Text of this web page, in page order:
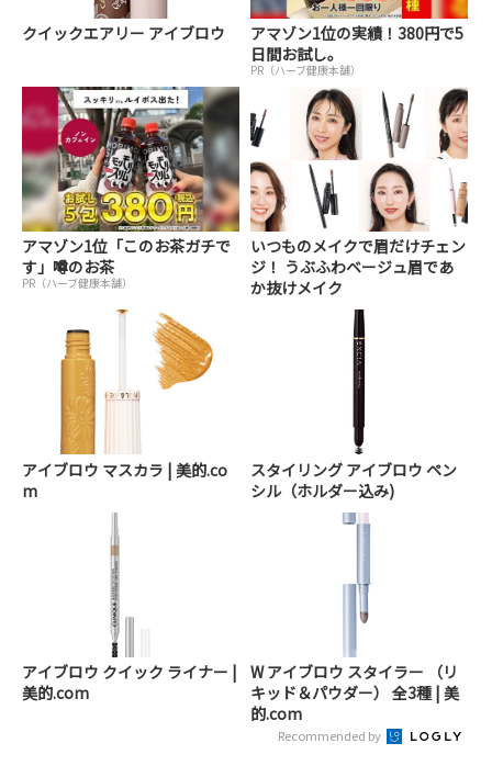
クイックエアリー アイブロウ
アマゾン1位の実績！380円で5
日間お試し。
PR（ハーブ健康本舗）
アマゾン1位「このお茶ガチで
す」噂のお茶
PR（ハーブ健康本舗）
いつものメイクで眉だけチェン
ジ！ うぶふわベージュ眉であ
か抜けメイク
アイブロウ マスカラ | 美的.co
m
スタイリング アイブロウ ペン
シル（ホルダー込み)
アイブロウ クイック ライナー |
美的.com
W アイブロウ スタイラー （リ
キッド＆パウダー） 全3種 | 美
的.com
Recommended by